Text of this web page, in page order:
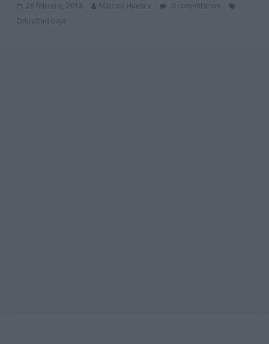
28 febrero, 2018 Marisol Huesca
0 comentarios
Dificultad baja